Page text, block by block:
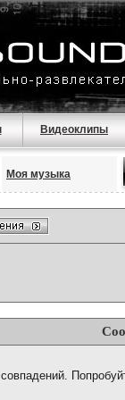
Видеоклипы
Моя музыка